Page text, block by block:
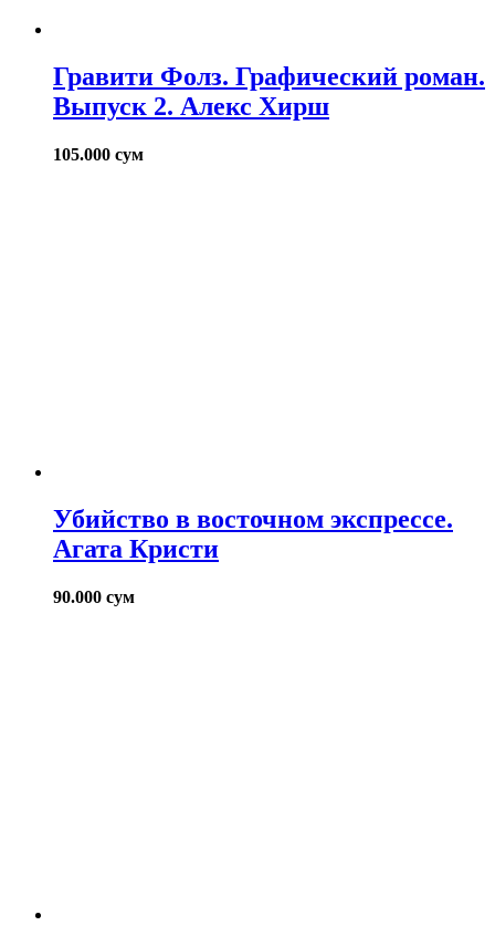
Гравити Фолз. Графический роман.
Выпуск 2. Алекс Хирш
105.000 сум
Убийство в восточном экспрессе.
Агата Кристи
90.000 сум